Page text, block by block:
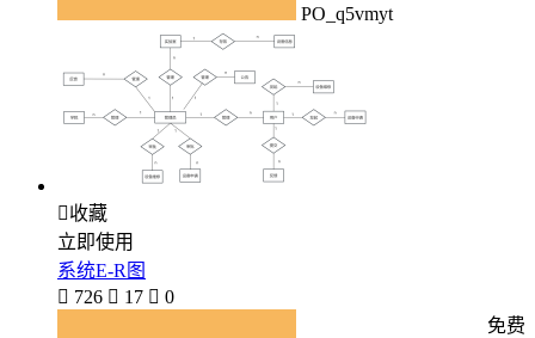
PO_q5vmyt
收藏
立即使用
系统E-R图
 726  17  0
免费